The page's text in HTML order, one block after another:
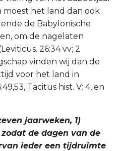
moest het land dan ook
de Babylonische
om de nagelaten
26:34 vv; 2
vinden wij dan de
voor het land in
Tacitus hist. V: 4, en
jaarweken, 1)
de dagen van de
ieder een tijdruimte